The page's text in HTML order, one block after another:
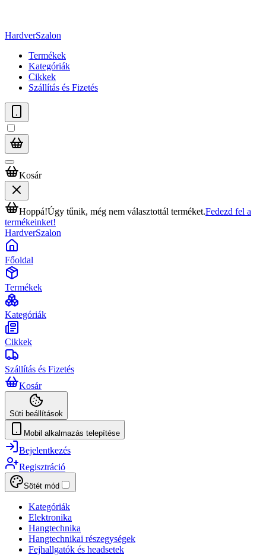
HardverSzalon
Termékek
Kategóriák
Cikkek
Szállítás és Fizetés
Kosár
Hoppá!Úgy tűnik, még nem választottál terméket.Fedezd fel a
termékeinket!
HardverSzalon
Főoldal
Termékek
Kategóriák
Cikkek
Szállítás és Fizetés
Kosár
Süti beállítások
Mobil alkalmazás telepítése
Bejelentkezés
Regisztráció
Sötét mód
Kategóriák
Elektronika
Hangtechnika
Hangtechnikai részegységek
Fejhallgatók és headsetek